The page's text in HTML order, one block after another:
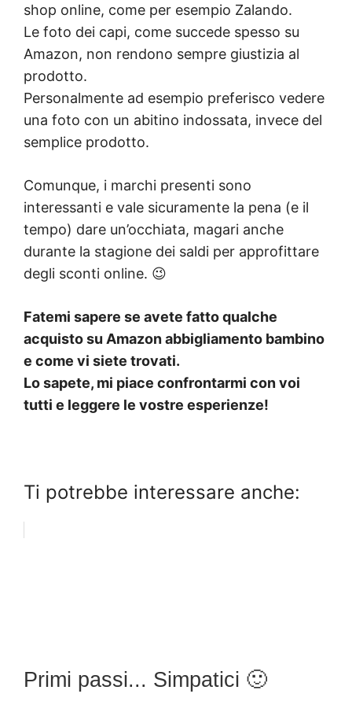
shop online, come per esempio Zalando.
Le foto dei capi, come succede spesso su
Amazon, non rendono sempre giustizia al
prodotto.
Personalmente ad esempio preferisco vedere
una foto con un abitino indossata, invece del
semplice prodotto.
Comunque, i marchi presenti sono
interessanti e vale sicuramente la pena (e il
tempo) dare un’occhiata, magari anche
durante la stagione dei saldi per approfittare
degli sconti online. 😉
Fatemi sapere se avete fatto qualche
acquisto su Amazon abbigliamento bambino
e come vi siete trovati.
Lo sapete, mi piace confrontarmi con voi
tutti e leggere le vostre esperienze!
Ti potrebbe interessare anche:
Primi passi... Simpatici 🙂